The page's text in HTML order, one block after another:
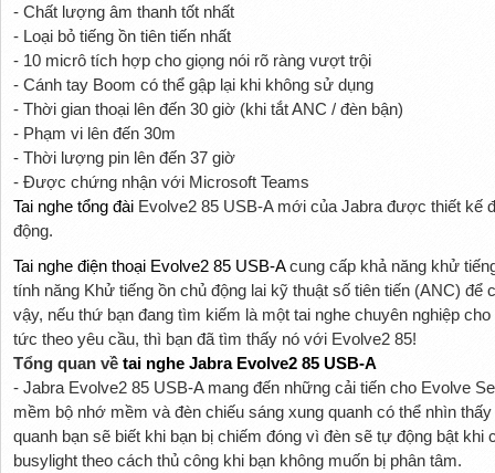
- Chất lượng âm thanh tốt nhất
- Loại bỏ tiếng ồn tiên tiến nhất
- 10 micrô tích hợp cho giọng nói rõ ràng vượt trội
- Cánh tay Boom có thể gập lại khi không sử dụng
- Thời gian thoại lên đến 30 giờ (khi tắt ANC / đèn bận)
- Phạm vi lên đến 30m
- Thời lượng pin lên đến 37 giờ
- Được chứng nhận với Microsoft Teams
Tai nghe tổng đàiEvolve2 85 USB-A mới của Jabra được thiết kế
động.
Tai nghe điện thoại Evolve2 85 USB-Acung cấp khả năng khử
tính năng Khử tiếng ồn chủ động lai kỹ thuật số tiên tiến (ANC) để
vậy, nếu thứ bạn đang tìm kiếm là một tai nghe chuyên nghiệp
tức theo yêu cầu, thì bạn đã tìm thấy nó với Evolve2 85!
Tổng quan về tai nghe Jabra Evolve2 85 USB-A
- Jabra Evolve2 85 USB-A mang đến những cải tiến cho Evolve
mềm bộ nhớ mềm và đèn chiếu sáng xung quanh có thể nhìn
quanh bạn sẽ biết khi bạn bị chiếm đóng vì đèn sẽ tự động bật khi
busylight theo cách thủ công khi bạn không muốn bị phân tâm.